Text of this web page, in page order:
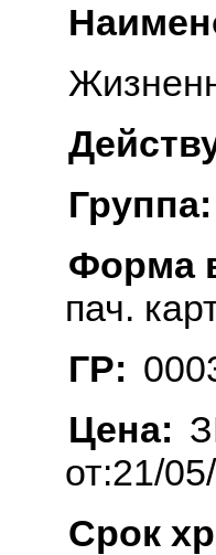
Группа:
Форма
пач.
ГР:
Цена:
от:21/
Срок